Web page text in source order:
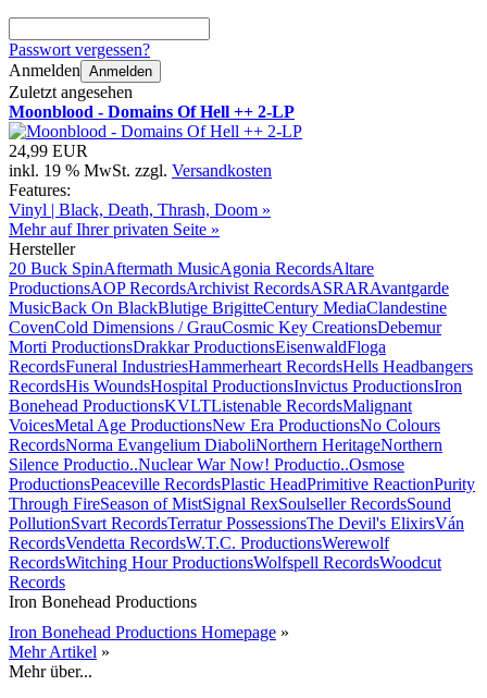
Passwort vergessen?
Anmelden Anmelden
Zuletzt angesehen
Moonblood - Domains Of Hell ++ 2-LP
24,99 EUR
inkl. 19 % MwSt. zzgl. Versandkosten
Features:
Vinyl | Black, Death, Thrash, Doom »
Mehr auf Ihrer privaten Seite »
Hersteller
20 Buck SpinAftermath MusicAgonia RecordsAltare
ProductionsAOP RecordsArchivist RecordsASRARAvantgarde
MusicBack On BlackBlutige BrigitteCentury MediaClandestine
CovenCold Dimensions / GrauCosmic Key CreationsDebemur
Morti ProductionsDrakkar ProductionsEisenwaldFloga
RecordsFuneral IndustriesHammerheart RecordsHells Headbangers
RecordsHis WoundsHospital ProductionsInvictus ProductionsIron
Bonehead ProductionsKVLTListenable RecordsMalignant
VoicesMetal Age ProductionsNew Era ProductionsNo Colours
RecordsNorma Evangelium DiaboliNorthern HeritageNorthern
Silence Productio..Nuclear War Now! Productio..Osmose
ProductionsPeaceville RecordsPlastic HeadPrimitive ReactionPurity
Through FireSeason of MistSignal RexSoulseller RecordsSound
PollutionSvart RecordsTerratur PossessionsThe Devil's ElixirsVán
RecordsVendetta RecordsW.T.C. ProductionsWerewolf
RecordsWitching Hour ProductionsWolfspell RecordsWoodcut
Records
Iron Bonehead Productions
Iron Bonehead Productions Homepage »
Mehr Artikel »
Mehr über...